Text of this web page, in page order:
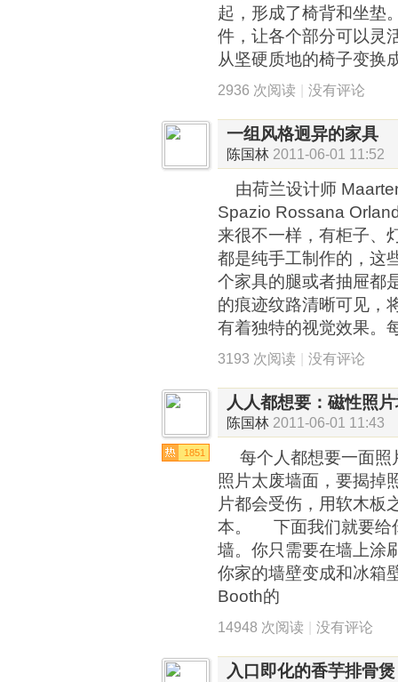
起，形成了椅背和坐垫
件，让各个部分可以灵
从坚硬质地的椅子变换
2936 次阅读 | 没有评论
一组风格迥异的家具
陈国林 2011-06-01 11:52
由荷兰设计师
Spazio Rossana
来很不一样，有柜子、
都是纯手工制作的，这
个家具的腿或者抽屉都
的痕迹纹路清晰可见，
有着独特的视觉效果。
3193 次阅读 | 没有评论
1851
人人都想要：磁性照
陈国林 2011-06-01 11:43
每个人都想要一面照
照片太废墙面，要揭掉
片都会受伤，用软木板
本。 下面我们就要给
墙。你只需要在墙上涂
你家的墙壁变成和冰箱
Booth的
14948 次阅读 | 没有评论
入口即化的香芋排骨煲